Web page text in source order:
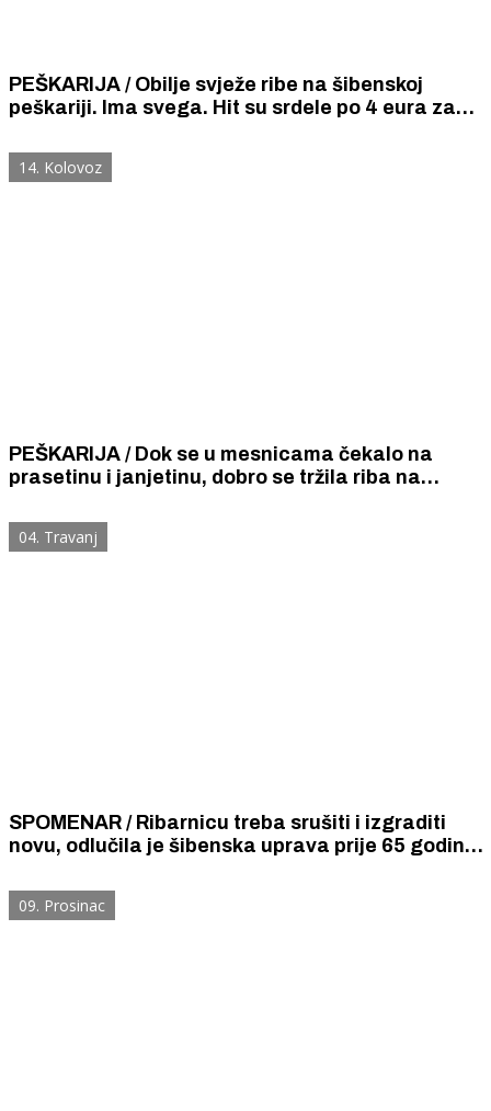
PEŠKARIJA / Obilje svježe ribe na šibenskoj
peškariji. Ima svega. Hit su srdele po 4 eura za
14. Kolovoz
PEŠKARIJA / Dok se u mesnicama čekalo na
prasetinu i janjetinu, dobro se tržila riba na
škampi i hobotnica, a hit su bile odlične srdele.
04. Travanj
SPOMENAR / Ribarnicu treba srušiti i izgraditi
novu, odlučila je šibenska uprava prije 65 godina.
09. Prosinac